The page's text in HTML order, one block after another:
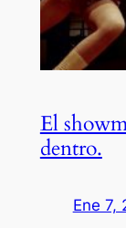
El
dentro.
Ene 7,